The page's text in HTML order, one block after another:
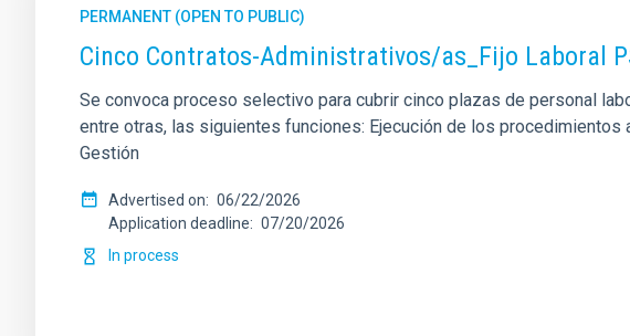
PERMANENT (OPEN TO PUBLIC)
Cinco Contratos-Administrativos/as_Fijo Laboral
Se convoca proceso selectivo para cubrir cinco plazas de personal
entre otras, las siguientes funciones: Ejecución de los
Gestión
Advertised on
06/22/2026
Application deadline
07/20/2026
In process